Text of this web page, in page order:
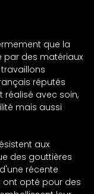
que la
des matériaux
réputés
réalisé avec soin,
mais aussi
aux
des gouttières
récente
ont opté pour des